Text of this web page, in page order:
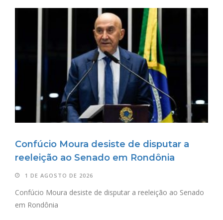
Confúcio Moura desiste de disputar a
reeleição ao Senado em Rondônia
1 DE AGOSTO DE 2026
Confúcio Moura desiste de disputar a reeleição ao Senado
em Rondônia